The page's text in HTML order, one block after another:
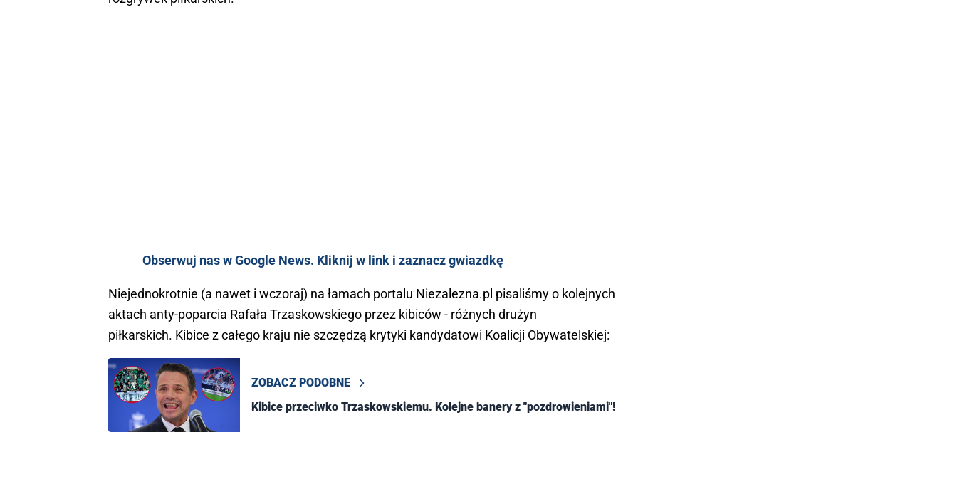
Obserwuj nas w Google News. Kliknij w link i zaznacz gwiazdkę
Niejednokrotnie (a nawet i wczoraj) na łamach portalu Niezalezna.pl pisaliśmy o kolejnych
aktach anty-poparcia Rafała Trzaskowskiego przez kibiców - różnych drużyn
piłkarskich. Kibice z całego kraju nie szczędzą krytyki kandydatowi Koalicji Obywatelskiej:
ZOBACZ PODOBNE
Kibice przeciwko Trzaskowskiemu. Kolejne banery z "pozdrowieniami"!